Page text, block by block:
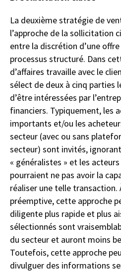
La deuxième stratégie de
l’approche de la sollicitation
entre la discrétion d’une
processus structuré. Dans
d’affaires travaille avec le
sélect de deux à cinq parties
d’être intéressées par
financiers. Typiquement, les
importants et/ou les
secteur (avec ou sans
secteur) sont invités,
« généralistes » et les
pourraient ne pas avoir la
réaliser une telle transaction.
préemptive, cette approche
diligente plus rapide et plus
sélectionnés sont
du secteur et auront moins
Toutefois, cette approche
divulguer des informations